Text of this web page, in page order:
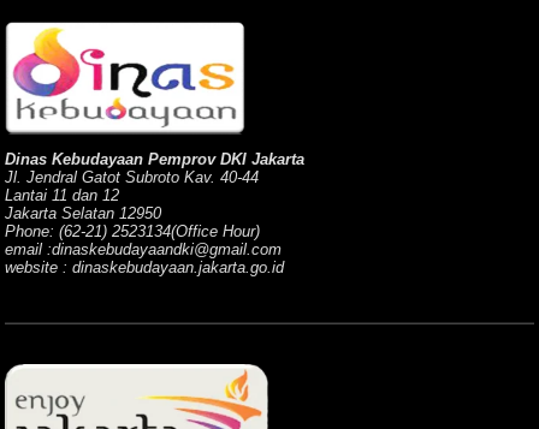
Dinas Kebudayaan Pemprov DKI Jakarta
Jl. Jendral Gatot Subroto Kav. 40-44
Lantai 11 dan 12
Jakarta Selatan 12950
Phone: (62-21) 2523134(Office Hour)
email :dinaskebudayaandki@gmail.com
website : dinaskebudayaan.jakarta.go.id